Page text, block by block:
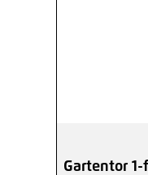
Gartentor